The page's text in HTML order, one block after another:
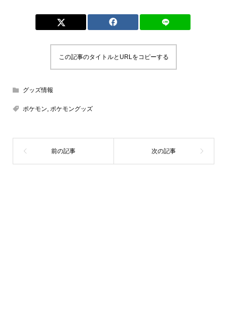
この記事のタイトルとURLをコピーする
グッズ情報
ポケモン, ポケモングッズ